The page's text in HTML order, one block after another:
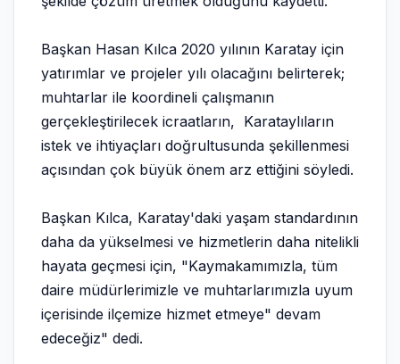
Başkan Hasan Kılca 2020 yılının Karatay için
yatırımlar ve projeler yılı olacağını belirterek;
muhtarlar ile koordineli çalışmanın
gerçekleştirilecek icraatların, Karataylıların
istek ve ihtiyaçları doğrultusunda şekillenmesi
açısından çok büyük önem arz ettiğini söyledi.
Başkan Kılca, Karatay'daki yaşam standardının
daha da yükselmesi ve hizmetlerin daha nitelikli
hayata geçmesi için, "Kaymakamımızla, tüm
daire müdürlerimizle ve muhtarlarımızla uyum
içerisinde ilçemize hizmet etmeye" devam
edeceğiz" dedi.